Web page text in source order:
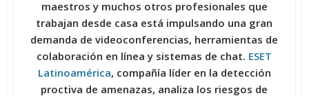
maestros y muchos otros profesionales que
trabajan desde casa está impulsando una gran
demanda de videoconferencias, herramientas de
colaboración en línea y sistemas de chat. ESET
Latinoamérica, compañía líder en la detección
proctiva de amenazas, analiza los riesgos de